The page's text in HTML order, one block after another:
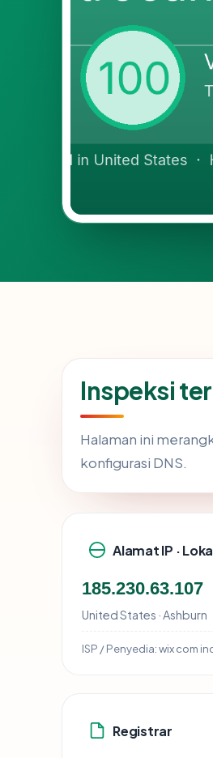
Inspeksi
Halaman ini
konfigurasi DNS.
Alamat IP ·
185.230.63.107
United States · Ashburn
ISP / Penyedia:wix com
Registrar